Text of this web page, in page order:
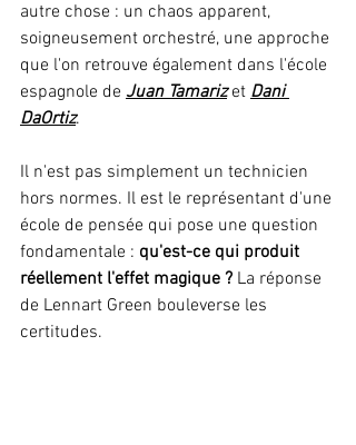
autre chose : un chaos apparent,
soigneusement orchestré, une approche
que l'on retrouve également dans l'école
espagnole de Juan Tamariz et Dani
DaOrtiz.
Il n'est pas simplement un technicien
hors normes. Il est le représentant d'une
école de pensée qui pose une question
fondamentale : qu'est-ce qui produit
réellement l'effet magique ? La réponse
de Lennart Green bouleverse les
certitudes.